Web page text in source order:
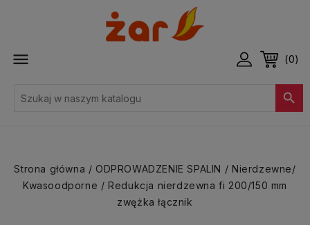
 (0)

Strona główna ODPROWADZENIE SPALIN
Nierdzewne/
Kwasoodporne
Redukcja nierdzewna fi 200/150 mm
zwężka łącznik